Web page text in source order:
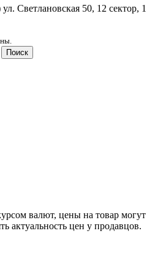
ул. Светлановская 50, ​12 сектор, 1
Поиск
валют, цены на товар могут
актуальность цен у продавцов.